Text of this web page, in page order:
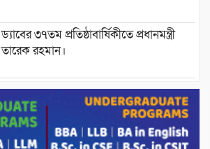
ড্যাবের ৩৭তম প্রতিষ্ঠাবার্ষিকীতে প্রধানমন্ত্রী
তারেক রহমান।
চন্দনাইশের হাশিমপুর ৪ নং ওয়ার্ডে ৫’শতাধিক
হতদরিদ্র পরিবারের মাঝে খাদ্যসামগ্রী বিতরণ
করেন মনজুর মোরশেদ